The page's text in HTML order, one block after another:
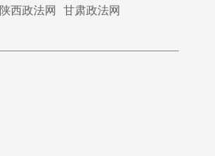
陕西政法网
甘肃政法网